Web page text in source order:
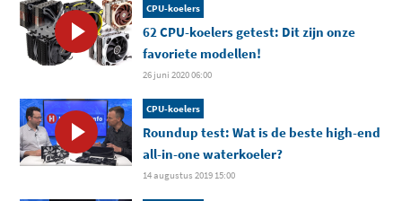
CPU-koelers
62 CPU-koelers getest: Dit zijn onze
favoriete modellen!
26 juni 2020 06:00
CPU-koelers
Roundup test: Wat is de beste high-end
all-in-one waterkoeler?
14 augustus 2019 15:00